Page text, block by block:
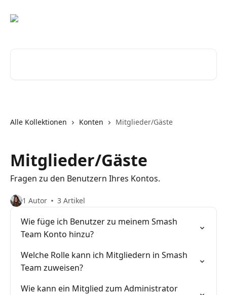
Alle Kollektionen Konten Mitglieder/Gäste
Mitglieder/Gäste
Fragen zu den Benutzern Ihres Kontos.
1 Autor 3 Artikel
Wie füge ich Benutzer zu meinem Smash
Team Konto hinzu?
Welche Rolle kann ich Mitgliedern in Smash
Team zuweisen?
Wie kann ein Mitglied zum Administrator